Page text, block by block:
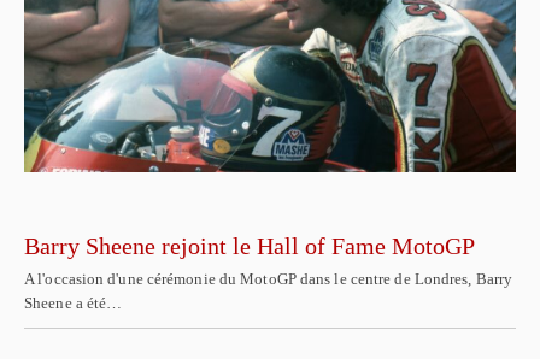
Barry Sheene rejoint le Hall of Fame MotoGP
A l'occasion d'une cérémonie du MotoGP dans le centre de Londres, Barry
Sheene a été…